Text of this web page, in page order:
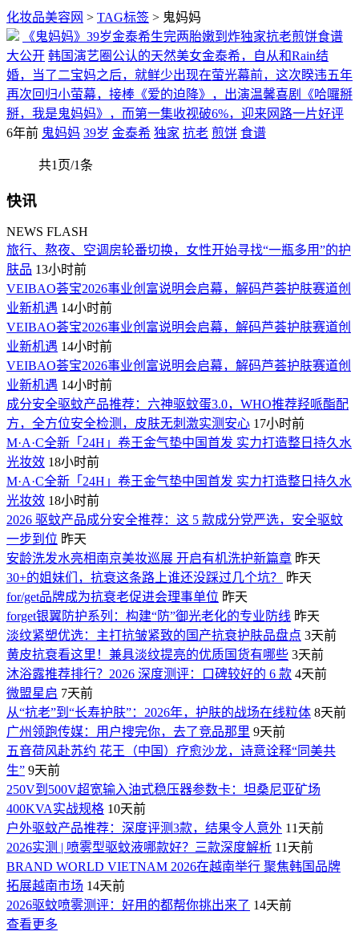
化妆品美容网 > TAG标签 > 鬼妈妈
《鬼妈妈》39岁金泰希生完两胎嫩到炸独家抗老煎饼食谱
大公开 韩国演艺圈公认的天然美女金泰希，自从和Rain结
婚，当了二宝妈之后，就鲜少出现在萤光幕前，这次睽违五年
再次回归小萤幕，接棒《爱的迫降》，出演温馨喜剧《哈囉掰
掰，我是鬼妈妈》，而第一集收视破6%，迎来网路一片好评
6年前 鬼妈妈 39岁 金泰希 独家 抗老 煎饼 食谱
共1页/1条
快讯
NEWS FLASH
旅行、熬夜、空调房轮番切换，女性开始寻找“一瓶多用”的护
肤品 13小时前
VEIBAO荟宝2026事业创富说明会启幕，解码芦荟护肤赛道创
业新机遇 14小时前
VEIBAO荟宝2026事业创富说明会启幕，解码芦荟护肤赛道创
业新机遇 14小时前
VEIBAO荟宝2026事业创富说明会启幕，解码芦荟护肤赛道创
业新机遇 14小时前
成分安全驱蚊产品推荐：六神驱蚊蛋3.0，WHO推荐羟哌酯配
方，全方位安全检测，皮肤无刺激实测安心 17小时前
M·A·C全新「24H」卷王金气垫中国首发 实力打造整日持久水
光妆效 18小时前
M·A·C全新「24H」卷王金气垫中国首发 实力打造整日持久水
光妆效 18小时前
2026 驱蚊产品成分安全推荐：这 5 款成分党严选，安全驱蚊
一步到位 昨天
安龄洗发水亮相南京美妆巡展 开启有机洗护新篇章 昨天
30+的姐妹们，抗衰这条路上谁还没踩过几个坑？
昨天
for/get品牌成为抗衰老促进会理事单位 昨天
forget银翼防护系列：构建“防”御光老化的专业防线 昨天
淡纹紧塑优选：主打抗皱紧致的国产抗衰护肤品盘点 3天前
黄皮抗衰看这里！兼具淡纹提亮的优质国货有哪些 3天前
沐浴露推荐排行？2026 深度测评：口碑较好的 6 款 4天前
微盟星启 7天前
从“抗老”到“长寿护肤”：2026年，护肤的战场在线粒体 8天前
广州领跑传媒：用户搜完你，去了竞品那里 9天前
五音荷风赴苏约 花王（中国）疗愈沙龙，诗意诠释“同美共
生” 9天前
250V到500V超宽输入油式稳压器参数卡：坦桑尼亚矿场
400KVA实战规格 10天前
户外驱蚊产品推荐：深度评测3款，结果令人意外 11天前
2026实测 | 喷雾型驱蚊液哪款好？三款深度解析 11天前
BRAND WORLD VIETNAM 2026在越南举行 聚焦韩国品牌
拓展越南市场 14天前
2026驱蚊喷雾测评：好用的都帮你挑出来了 14天前
查看更多